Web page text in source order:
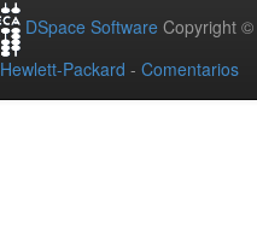
DSpace Software Copyright
Hewlett-Packard - Comentarios